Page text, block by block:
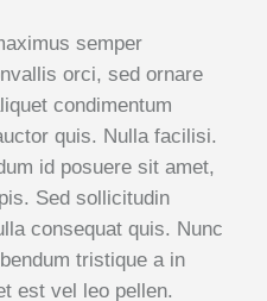
semper
orci, sed ornare
condimentum
quis. Nulla facilisi.
id posuere sit amet,
Sed sollicitudin
consequat quis. Nunc
tristique a in
est vel leo pellen.